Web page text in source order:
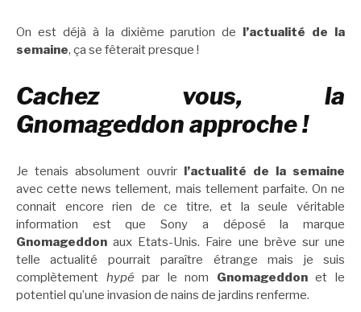
On est déjà à la dixième parution de l’actualité de la
semaine, ça se fêterait presque !
Cachez vous, la
Gnomageddon approche !
Je tenais absolument ouvrir l’actualité de la semaine
avec cette news tellement, mais tellement parfaite. On ne
connait encore rien de ce titre, et la seule véritable
information est que Sony a déposé la marque
Gnomageddon aux Etats-Unis. Faire une brève sur une
telle actualité pourrait paraître étrange mais je suis
complètement hypé par le nom Gnomageddonet le
potentiel qu’une invasion de nains de jardins renferme.